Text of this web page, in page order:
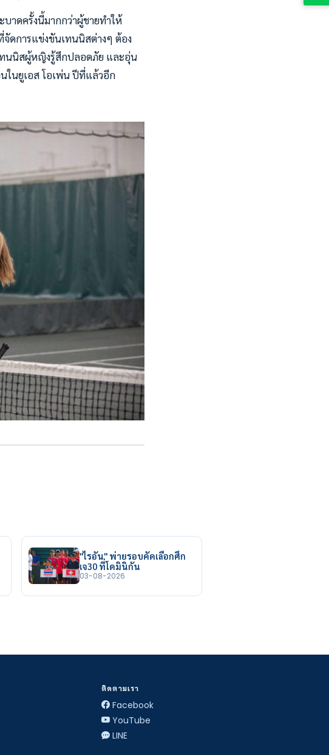
าดครั้งนี้มากกว่าผู้ชายทำให้
ดการแข่งขันเทนนิสต่างๆ ต้อง
ทนนิสผู้หญิงรู้สึกปลอดภัย และอุ่น
ในยูเอส โอเพ่น ปีที่แล้วอีก
"ไรอัน" พ่ายรอบคัดเลือกศึก
เจ30 ที่โดมินิกัน
03-08-2026
ติดตามเรา
Facebook
YouTube
LINE